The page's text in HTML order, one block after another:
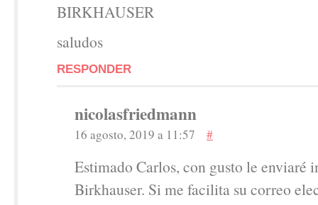
BIRKHAUSER
saludos
RESPONDER
nicolasfriedmann
16 agosto, 2019 a 11:57 #
Estimado Carlos, con gusto le enviaré
Birkhauser. Si me facilita su correo